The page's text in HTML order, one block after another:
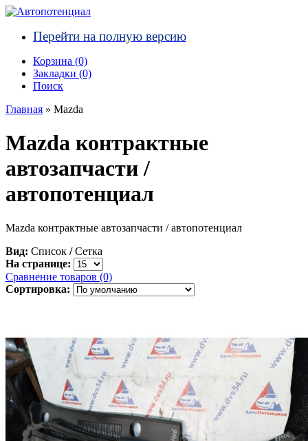
Перейти на полную версию
Корзина (0)‎
Закладки (0)
Поиск
Главная » Mazda
Mazda контрактные
автозапчасти /
автопотенциал
Mazda контрактные автозапчасти / автопотенциал
Вид: Список / Сетка
На странице:
Сравнение товаров (0)
Сортировка: